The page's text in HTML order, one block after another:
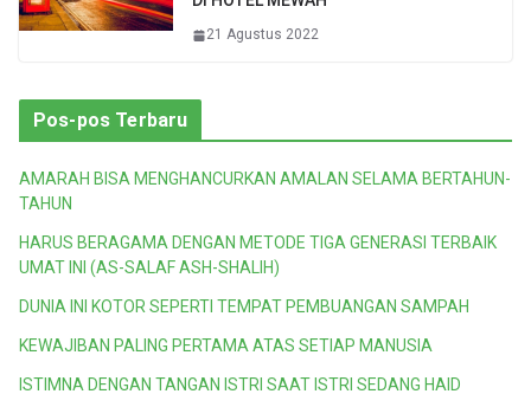
21 Agustus 2022
Pos-pos Terbaru
AMARAH BISA MENGHANCURKAN AMALAN SELAMA BERTAHUN-
TAHUN
HARUS BERAGAMA DENGAN METODE TIGA GENERASI TERBAIK
UMAT INI (AS-SALAF ASH-SHALIH)
DUNIA INI KOTOR SEPERTI TEMPAT PEMBUANGAN SAMPAH
KEWAJIBAN PALING PERTAMA ATAS SETIAP MANUSIA
ISTIMNA DENGAN TANGAN ISTRI SAAT ISTRI SEDANG HAID